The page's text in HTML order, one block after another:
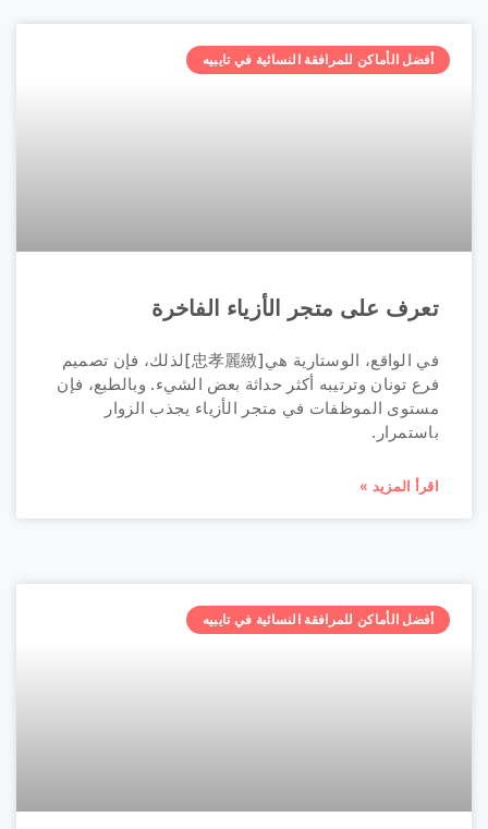
أفضل الأماكن للمرافقة النسائية في تايبيه
تعرف على متجر الأزياء الفاخرة
في الواقع، الوستارية هي[忠孝麗緻]لذلك، فإن تصميم
فرع تونان وترتيبه أكثر حداثة بعض الشيء. وبالطبع، فإن
مستوى الموظفات في متجر الأزياء يجذب الزوار
باستمرار.
اقرأ المزيد »
أفضل الأماكن للمرافقة النسائية في تايبيه